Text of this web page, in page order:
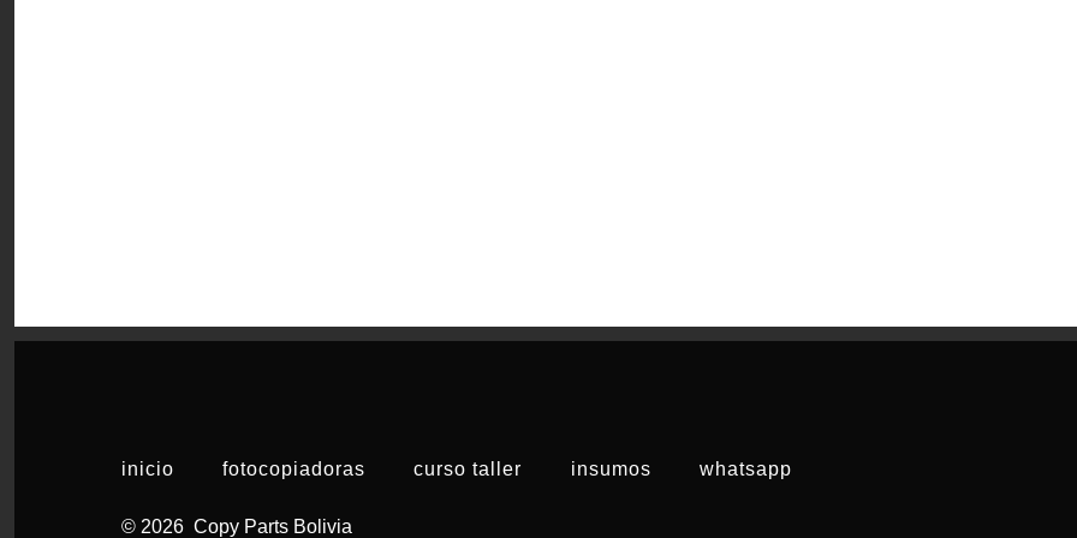
inicio fotocopiadoras curso taller insumos whatsapp
© 2026 Copy Parts Bolivia